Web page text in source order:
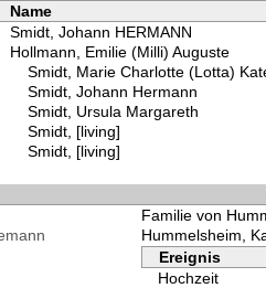
Name
Smidt, Johann HERMANN
Hollmann, Emilie (Milli) Auguste
Smidt, Marie Charlotte (Lotta)
Smidt, Johann Hermann
Smidt, Ursula Margareth
Smidt, [living]
Smidt, [living]
Familie von
Hummelsheim,
Ereignis
Hochzeit